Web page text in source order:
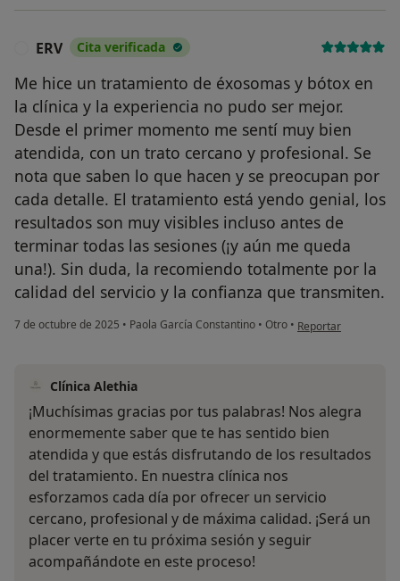
ERV Cita verificada
Me hice un tratamiento de éxosomas y bótox en
la clínica y la experiencia no pudo ser mejor.
Desde el primer momento me sentí muy bien
atendida, con un trato cercano y profesional. Se
nota que saben lo que hacen y se preocupan por
cada detalle. El tratamiento está yendo genial, los
resultados son muy visibles incluso antes de
terminar todas las sesiones (¡y aún me queda
una!). Sin duda, la recomiendo totalmente por la
calidad del servicio y la confianza que transmiten.
7 de octubre de 2025 • Paola García Constantino • Otro • en opinión del
Reportar
Clínica Alethia
¡Muchísimas gracias por tus palabras! Nos alegra
enormemente saber que te has sentido bien
atendida y que estás disfrutando de los resultados
del tratamiento. En nuestra clínica nos
esforzamos cada día por ofrecer un servicio
cercano, profesional y de máxima calidad. ¡Será un
placer verte en tu próxima sesión y seguir
acompañándote en este proceso!